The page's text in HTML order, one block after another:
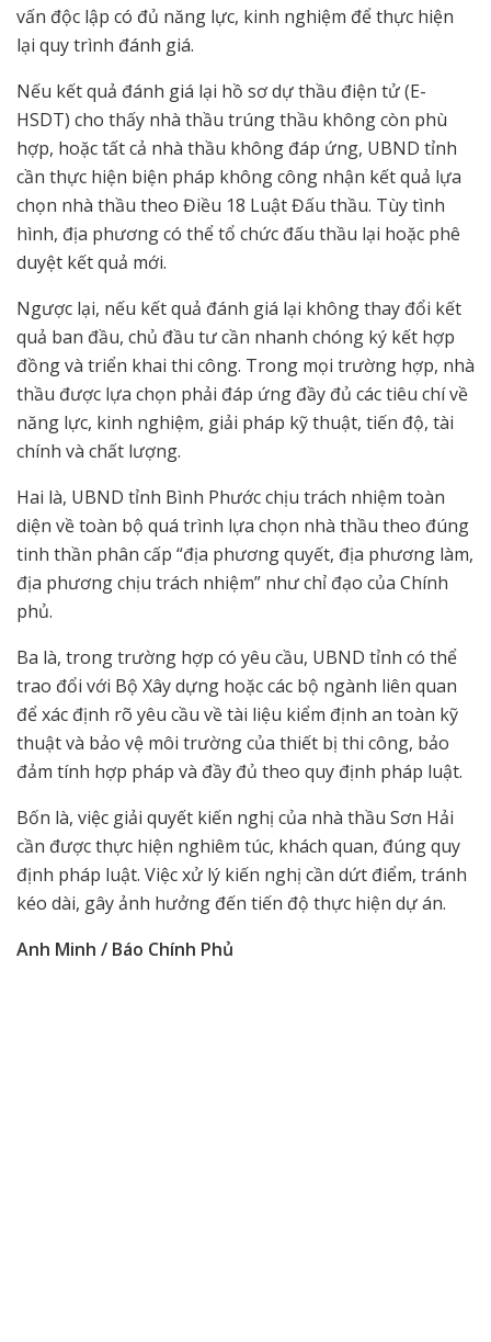
vấn độc lập có đủ năng lực, kinh nghiệm để thực hiện
lại quy trình đánh giá.
Nếu kết quả đánh giá lại hồ sơ dự thầu điện tử (E-
HSDT) cho thấy nhà thầu trúng thầu không còn phù
hợp, hoặc tất cả nhà thầu không đáp ứng, UBND tỉnh
cần thực hiện biện pháp không công nhận kết quả lựa
chọn nhà thầu theo Điều 18 Luật Đấu thầu. Tùy tình
hình, địa phương có thể tổ chức đấu thầu lại hoặc phê
duyệt kết quả mới.
Ngược lại, nếu kết quả đánh giá lại không thay đổi kết
quả ban đầu, chủ đầu tư cần nhanh chóng ký kết hợp
đồng và triển khai thi công. Trong mọi trường hợp, nhà
thầu được lựa chọn phải đáp ứng đầy đủ các tiêu chí về
năng lực, kinh nghiệm, giải pháp kỹ thuật, tiến độ, tài
chính và chất lượng.
Hai là, UBND tỉnh Bình Phước chịu trách nhiệm toàn
diện về toàn bộ quá trình lựa chọn nhà thầu theo đúng
tinh thần phân cấp “địa phương quyết, địa phương làm,
địa phương chịu trách nhiệm” như chỉ đạo của Chính
phủ.
Ba là, trong trường hợp có yêu cầu, UBND tỉnh có thể
trao đổi với Bộ Xây dựng hoặc các bộ ngành liên quan
để xác định rõ yêu cầu về tài liệu kiểm định an toàn kỹ
thuật và bảo vệ môi trường của thiết bị thi công, bảo
đảm tính hợp pháp và đầy đủ theo quy định pháp luật.
Bốn là, việc giải quyết kiến nghị của nhà thầu Sơn Hải
cần được thực hiện nghiêm túc, khách quan, đúng quy
định pháp luật. Việc xử lý kiến nghị cần dứt điểm, tránh
kéo dài, gây ảnh hưởng đến tiến độ thực hiện dự án.
Anh Minh / Báo Chính Phủ